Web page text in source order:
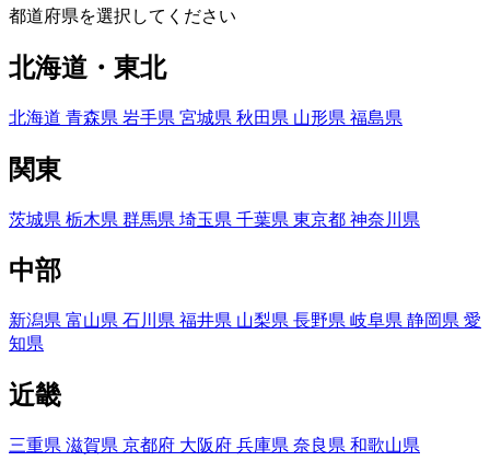
都道府県を選択してください
北海道・東北
北海道 青森県 岩手県 宮城県 秋田県 山形県 福島県
関東
茨城県 栃木県 群馬県 埼玉県 千葉県 東京都 神奈川県
中部
新潟県 富山県 石川県 福井県 山梨県 長野県 岐阜県 静岡県 愛
知県
近畿
三重県 滋賀県 京都府 大阪府 兵庫県 奈良県 和歌山県